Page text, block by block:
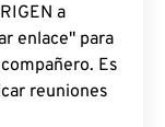
a
enlace" para
Es
reuniones